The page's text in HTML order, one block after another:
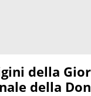
della
della